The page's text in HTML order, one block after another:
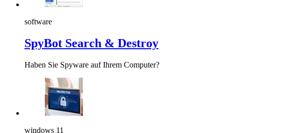
software
SpyBot Search & Destroy
Haben Sie Spyware auf Ihrem Computer?
windows 11